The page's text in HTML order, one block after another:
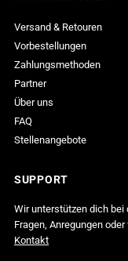
Versand & Retouren
Vorbestellungen
Zahlungsmethoden
Partner
Über uns
FAQ
Stellenangebote
SUPPORT
Wir unterstützen dich bei
Fragen, Anregungen
Kontakt